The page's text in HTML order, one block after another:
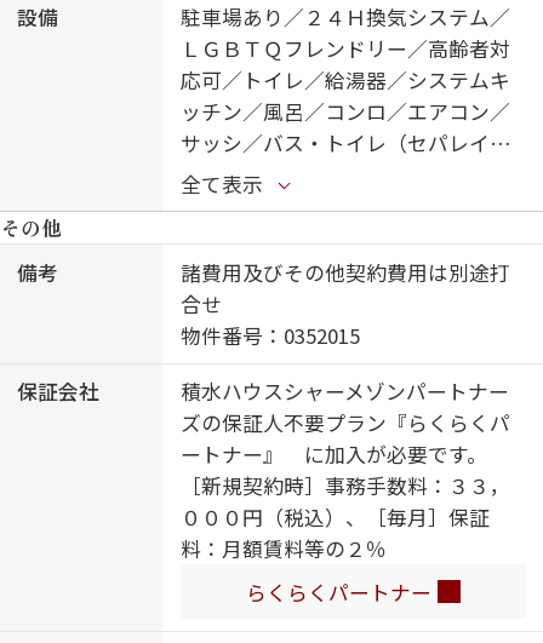
設備
駐車場あり／２４Ｈ換気システム／
ＬＧＢＴＱフレンドリー／高齢者対
応可／トイレ／給湯器／システムキ
ッチン／風呂／コンロ／エアコン／
サッシ／バス・トイレ（セパレイ
ト）／洗濯機置場（室内）／トイレ
（暖房洗浄便座）／カラーモニタ付
ドアホン／洗髪洗面化粧台／給湯器
（追焚機能付）／都市ガス
全て表示
その他
備考
諸費用及びその他契約費用は別途打
合せ
物件番号：0352015
保証会社
積水ハウスシャーメゾンパートナー
ズの保証人不要プラン『らくらくパ
ートナー』 に加入が必要です。
［新規契約時］事務手数料：３３，
０００円（税込）、［毎月］保証
料：月額賃料等の２％
らくらくパートナー